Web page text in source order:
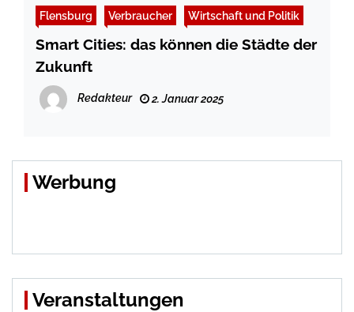
Flensburg Verbraucher Wirtschaft und Politik
Smart Cities: das können die Städte der
Zukunft
Redakteur 2. Januar 2025
Werbung
Veranstaltungen